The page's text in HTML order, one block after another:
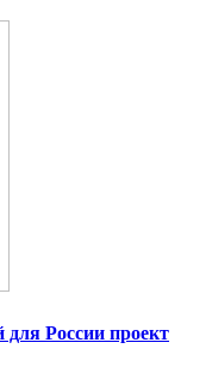
России проект